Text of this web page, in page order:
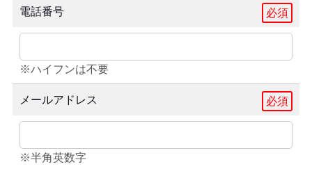
電話番号 必須
※ハイフンは不要
メールアドレス 必須
※半角英数字